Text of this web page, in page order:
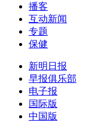
播客
互动新闻
专题
保健
新明日报
早报俱乐部
电子报
国际版
中国版